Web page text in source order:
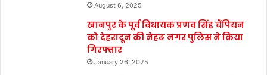
August 6, 2025
खानपुर के पूर्व विधायक प्रणव सिंह चैंपियन
को देहरादून की नेहरू नगर पुलिस ने किया
गिरफ्तार
January 26, 2025